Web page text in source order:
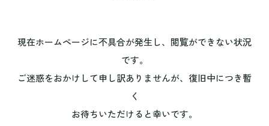
現在ホームページに不具合が発生し、閲覧ができない状況
です。
ご迷惑をおかけして申し訳ありませんが、復旧中につき暫
く
お待ちいただけると幸いです。